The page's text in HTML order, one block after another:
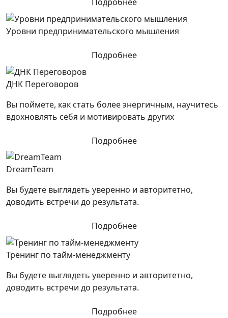
Уровни предпринимательского мышления
Подробнее
ДНК Переговоров
Вы поймете, как стать более энергичным, научитесь
вдохновлять себя и мотивировать других
Подробнее
DreamTeam
Вы будете выглядеть уверенно и авторитетно,
доводить встречи до результата.
Подробнее
Тренинг по тайм-менеджменту
Вы будете выглядеть уверенно и авторитетно,
доводить встречи до результата.
Подробнее